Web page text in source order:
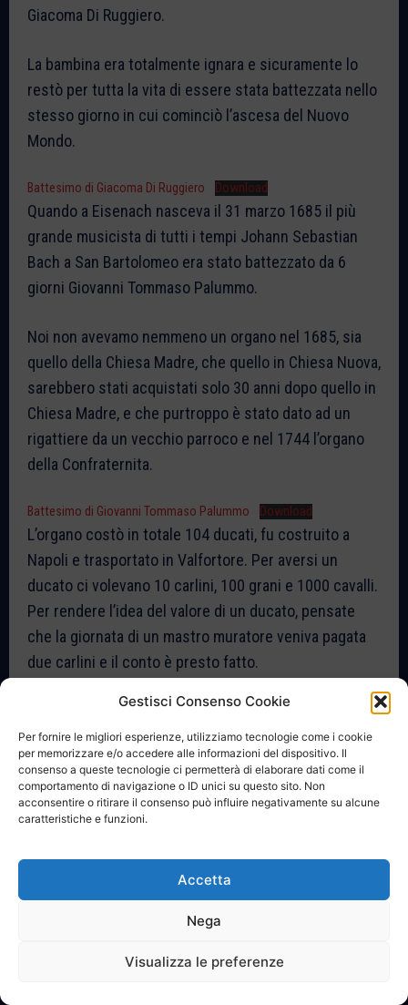
Gestisci Consenso Cookie
Per fornire le migliori esperienze, utilizziamo tecnologie come i cookie
per memorizzare e/o accedere alle informazioni del dispositivo. Il
consenso a queste tecnologie ci permetterà di elaborare dati come il
comportamento di navigazione o ID unici su questo sito. Non
acconsentire o ritirare il consenso può influire negativamente su alcune
caratteristiche e funzioni.
Accetta
Nega
Visualizza le preferenze
Giacoma Di Ruggiero.
La bambina era totalmente ignara e sicuramente lo
restò per tutta la vita di essere stata battezzata nello
stesso giorno in cui cominciò l’ascesa del Nuovo
Mondo.
Battesimo di Giacoma Di Ruggiero Download
Quando a Eisenach nasceva il 31 marzo 1685 il più
grande musicista di tutti i tempi Johann Sebastian
Bach a San Bartolomeo era stato battezzato da 6
giorni Giovanni Tommaso Palummo.
Noi non avevamo nemmeno un organo nel 1685, sia
quello della Chiesa Madre, che quello in Chiesa Nuova,
sarebbero stati acquistati solo 30 anni dopo quello in
Chiesa Madre, e che purtroppo è stato dato ad un
rigattiere da un vecchio parroco e nel 1744 l’organo
della Confraternita.
Battesimo di Giovanni Tommaso Palummo Download
L’organo costò in totale 104 ducati, fu costruito a
Napoli e trasportato in Valfortore. Per aversi un
ducato ci volevano 10 carlini, 100 grani e 1000 cavalli.
Per rendere l’idea del valore di un ducato, pensate
che la giornata di un mastro muratore veniva pagata
due carlini e il conto è presto fatto.
Registrazione acquisto organo della Chiesa Nuova in Registro del
‘700
Download
Esisteva il mestiere di organaro/organista,
professione scomparsa ad inizio Novecento. A San
Bartolomeo per circa 40 anni l’organaro fu Don
Antonio Codirenzi.
Atto di nascita di Domenicantonio Codirenzi, figlio di Antonio
organaro
Download
Nella lettura dei registri si incontrano cognomi
che si conservano nella toponomastica dei luoghi.